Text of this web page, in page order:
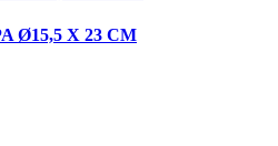
Ø15,5 X 23 CM